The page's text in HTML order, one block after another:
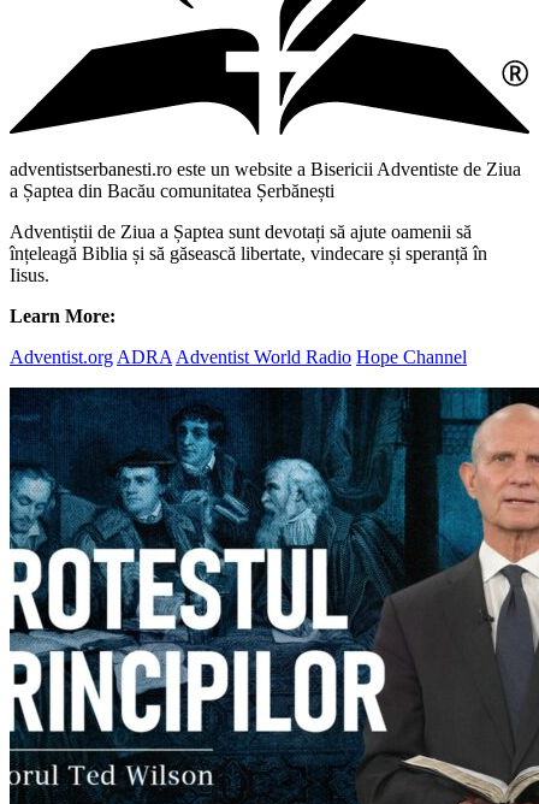
adventistserbanesti.ro este un website a Bisericii Adventiste de Ziua
a Șaptea din Bacău comunitatea Șerbănești
Adventiștii de Ziua a Șaptea sunt devotați să ajute oamenii să
înțeleagă Biblia și să găsească libertate, vindecare și speranță în
Iisus.
Learn More:
Adventist.org ADRA Adventist World Radio Hope Channel